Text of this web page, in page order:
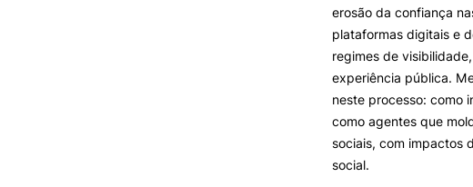
erosão da confiança
plataformas digitais e
regimes de
experiência pública.
neste processo: como
como agentes que
sociais, com impactos
social.